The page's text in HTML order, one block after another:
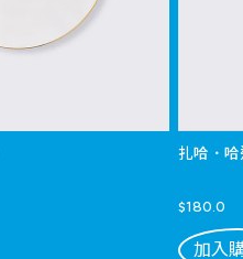
扎哈．
$180.0
加入